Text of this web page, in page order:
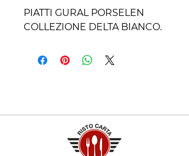
PIATTI GURAL PORSELEN
COLLEZIONE DELTA BIANCO.